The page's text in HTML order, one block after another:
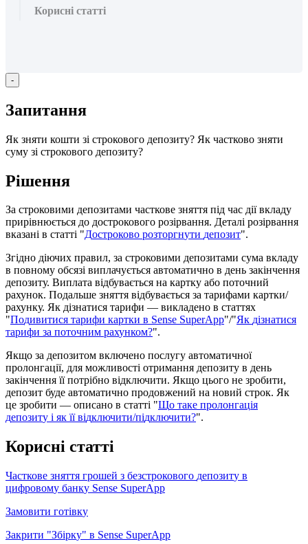
Корисні статті
-
Запитання
Як зняти кошти зі строкового депозиту? Як частково зняти
суму зі строкового депозиту?
Рішення
За строковими депозитами часткове зняття під час дії вкладу
прирівнюється до дострокового розірвання. Деталі розірвання
вказані в статті "Достроково розторгнути депозит".
Згідно діючих правил, за строковими депозитами сума вкладу
в повному обсязі виплачується автоматично в день закінчення
депозиту. Виплата відбувається на картку або поточний
рахунок. Подальше зняття відбувається за тарифами картки/
рахунку. Як дізнатися тарифи — викладено в статтях
"Подивитися тарифи картки в Sense SuperApp"/"Як дізнатися
тарифи за поточним рахунком?".
Якщо за депозитом включено послугу автоматичної
пролонгації, для можливості отримання депозиту в день
закінчення її потрібно відключити. Якщо цього не зробити,
депозит буде автоматично продовжений на новий строк. Як
це зробити — описано в статті "Що таке пролонгація
депозиту і як її відключити/підключити?".
Корисні статті
Часткове зняття грошей з безстрокового депозиту в
цифровому банку Sense SuperApp
Замовити готівку
Закрити "Збірку" в Sense SuperApp